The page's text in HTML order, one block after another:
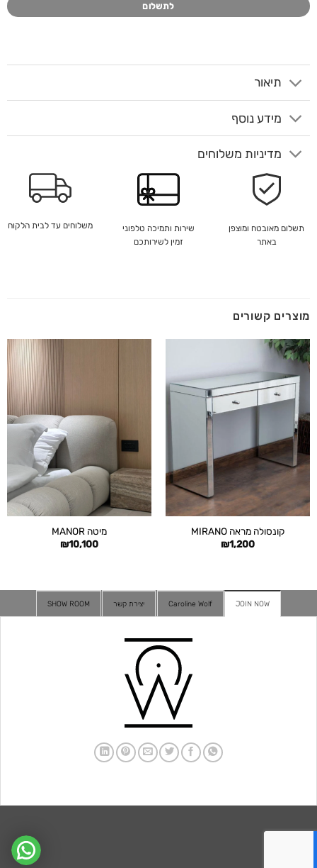
לתשלום
תיאור
מידע נוסף
מדיניות משלוחים
תשלום מאובטח ומוצפן
באתר
שירות ותמיכה טלפוני
זמין לשירותכם
משלוחים עד לבית הלקוח
מוצרים קשורים
קונסולה מראה MIRANO
₪1,200
מיטה MANOR
₪10,100
JOIN NOW
Caroline Wolf יצירת קשר SHOW ROOM